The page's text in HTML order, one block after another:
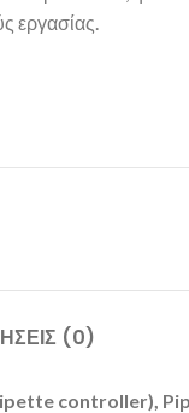
εργασίας.
(0)
controller),